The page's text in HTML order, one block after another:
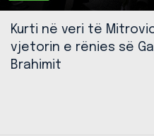
Kurti në veri të
vjetorin e rënies së
Brahimit